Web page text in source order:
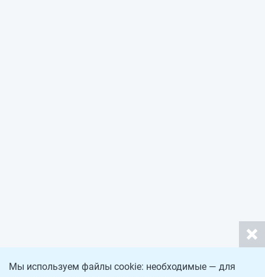
Мы используем файлы cookie: необходимые — для